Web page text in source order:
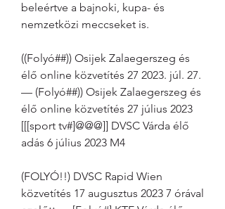
beleértve a bajnoki, kupa- és
nemzetközi meccseket is.
((Folyó##)) Osijek Zalaegerszeg és
élő online közvetítés 27 2023. júl. 27.
— (Folyó##)) Osijek Zalaegerszeg és
élő online közvetítés 27 július 2023
[[[sport tv#]@@@]] DVSC Várda élő
adás 6 július 2023 M4
(FOLYÓ!!) DVSC Rapid Wien
közvetítés 17 augusztus 2023 7 órával